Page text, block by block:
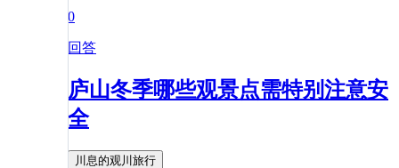
0
回答
庐山冬季哪些观景点需特别注意安
全
川息的观川旅行